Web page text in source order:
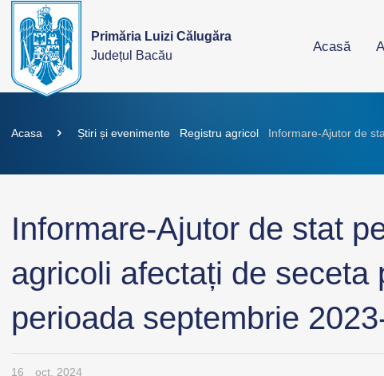
Primăria Luizi Călugăra
Județul Bacău
Acasă
Acasa Știri și evenimente Registru agricol Informare-Ajutor de
Informare-Ajutor de stat
agricoli afectați de seceta
perioada septembrie
16 oct. 2024